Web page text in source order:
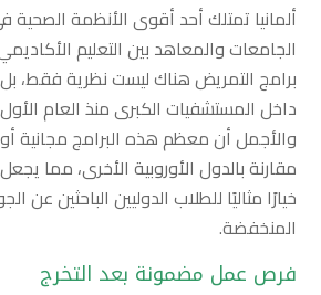
ألمانيا تمتلك أحد أقوى الأنظمة الصحية
الجامعات والمعاهد بين التعليم
برامج التمريض هناك ليست نظرية فقط،
داخل المستشفيات الكبرى منذ العام
والأجمل أن معظم هذه البرامج مجانية أو
مقارنة بالدول الأوروبية الأخرى، مما يجعل
خيارًا مثاليًا للطلاب الدوليين الباحثين عن
المنخفضة.
فرص عمل مضمونة بعد التخرج